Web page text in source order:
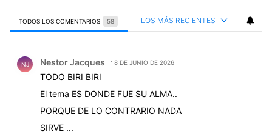
TODOS LOS COMENTARIOS 58 LOS MÁS RECIENTES
NJ Nestor Jacques 8 DE JUNIO DE 2026
TODO BIRI BIRI
El tema ES DONDE FUE SU ALMA..
PORQUE DE LO CONTRARIO NADA
SIRVE ...